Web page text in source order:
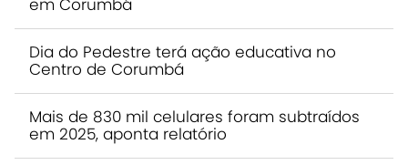
em Corumbá
Dia do Pedestre terá ação educativa no
Centro de Corumbá
Mais de 830 mil celulares foram subtraídos
em 2025, aponta relatório